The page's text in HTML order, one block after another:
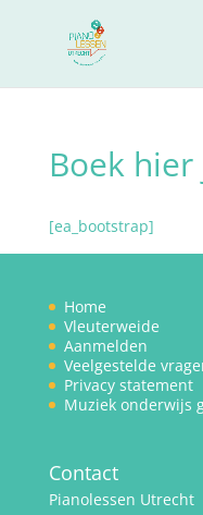
Boek
[ea_bootstrap]
Home
Vleuterweide
Aanmelden
Veelgestelde
Privacy statement
Muziek onderwijs
Contact
Pianolessen Utrecht